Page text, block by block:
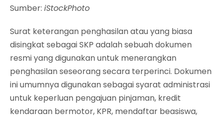
Sumber: iStockPhoto
Surat keterangan penghasilan atau yang biasa
disingkat sebagai SKP adalah sebuah dokumen
resmi yang digunakan untuk menerangkan
penghasilan seseorang secara terperinci. Dokumen
ini umumnya digunakan sebagai syarat administrasi
untuk keperluan pengajuan pinjaman, kredit
kendaraan bermotor, KPR, mendaftar beasiswa,